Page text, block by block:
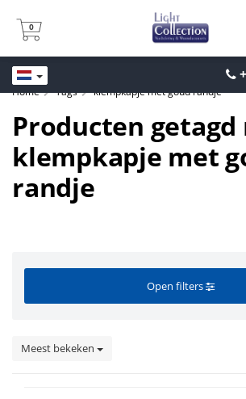
0
0
Home Tags klempkapje met goud randje
Producten getagd
klempkapje met
randje
Open filters
Meest bekeken